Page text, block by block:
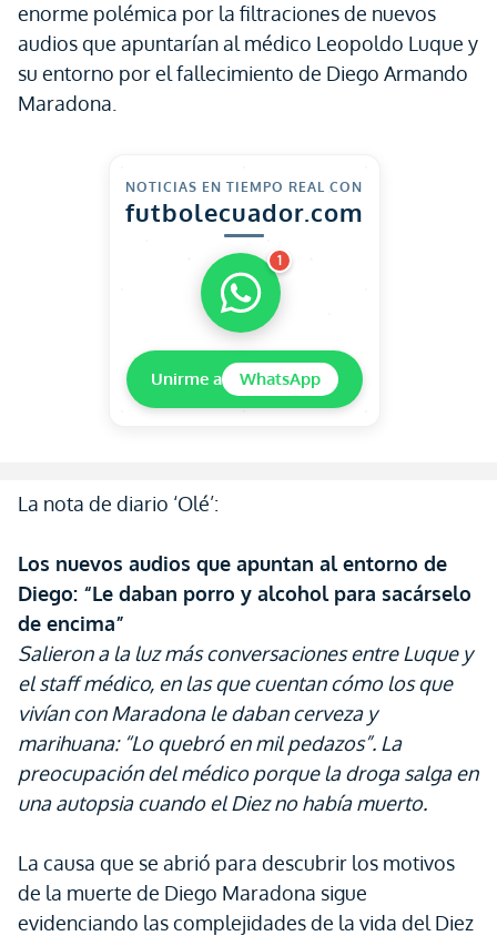
enorme polémica por la filtraciones de nuevos
audios que apuntarían al médico Leopoldo Luque y
su entorno por el fallecimiento de Diego Armando
Maradona.
NOTICIAS EN TIEMPO REAL CON
futbolecuador.com
1
Unirme a WhatsApp
La nota de diario ‘Olé’:
Los nuevos audios que apuntan al entorno de
Diego: “Le daban porro y alcohol para sacárselo
de encima”
Salieron a la luz más conversaciones entre Luque y
el staff médico, en las que cuentan cómo los que
vivían con Maradona le daban cerveza y
marihuana: “Lo quebró en mil pedazos”. La
preocupación del médico porque la droga salga en
una autopsia cuando el Diez no había muerto.
La causa que se abrió para descubrir los motivos
de la muerte de Diego Maradona sigue
evidenciando las complejidades de la vida del Diez